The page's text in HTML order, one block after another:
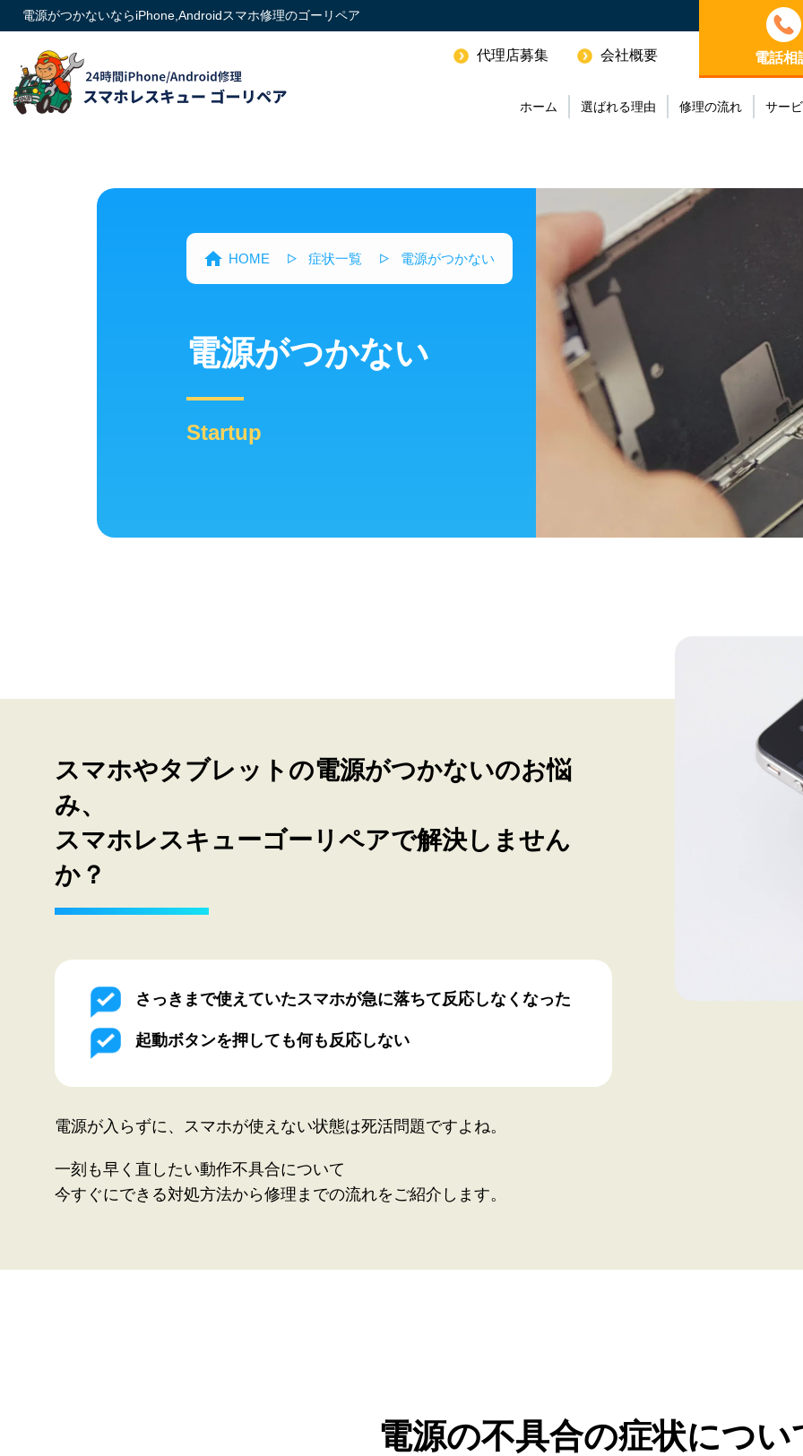
電源がつかないならiPhone,Androidスマホ修理のゴーリペア
代理店募集 会社概要
ホーム 選ばれる理由 修理の流れ サー
電話相
HOME 症状一覧 電源がつかない
電源がつかない
Startup
スマホやタブレットの電源がつかないのお悩
み、
スマホレスキューゴーリペアで解決しません
か？
さっきまで使えていたスマホが急に落ちて反応しなくなった
起動ボタンを押しても何も反応しない
電源が入らずに、スマホが使えない状態は死活問題ですよね。
一刻も早く直したい動作不具合について
今すぐにできる対処方法から修理までの流れをご紹介します。
電源の不具合の症状につい